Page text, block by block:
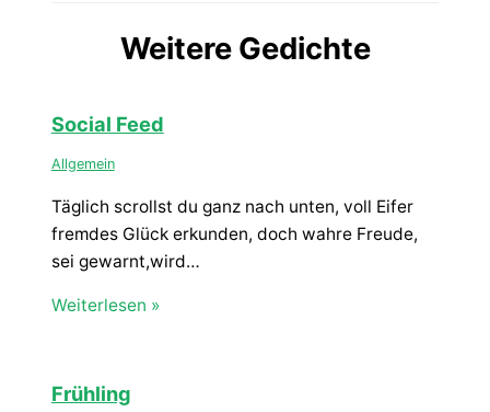
Weitere Gedichte
Social Feed
Allgemein
Täglich scrollst du ganz nach unten, voll Eifer
fremdes Glück erkunden, doch wahre Freude,
sei gewarnt,wird…
Weiterlesen »
Frühling